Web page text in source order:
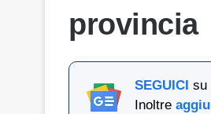
provincia
SEGUICI su
Inoltre